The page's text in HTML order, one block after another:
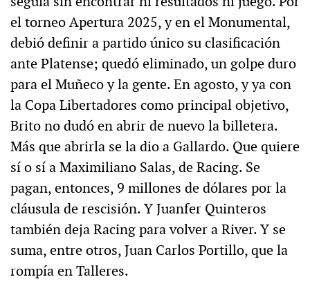
el torneo Apertura 2025, y en el Monumental,
debió definir a partido único su clasificación
ante Platense; quedó eliminado, un golpe duro
para el Muñeco y la gente. En agosto, y ya con
la Copa Libertadores como principal objetivo,
Brito no dudó en abrir de nuevo la billetera.
Más que abrirla se la dio a Gallardo. Que quiere
sí o sí a Maximiliano Salas, de Racing. Se
pagan, entonces, 9 millones de dólares por la
cláusula de rescisión. Y Juanfer Quinteros
también deja Racing para volver a River. Y se
suma, entre otros, Juan Carlos Portillo, que la
rompía en Talleres.